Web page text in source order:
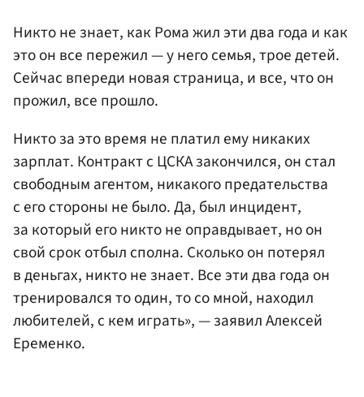
Никто не знает, как Рома жил эти два года и как
это он все пережил — у него семья, трое детей.
Сейчас впереди новая страница, и все, что он
прожил, все прошло.
Никто за это время не платил ему никаких
зарплат. Контракт с ЦСКА закончился, он стал
свободным агентом, никакого предательства
с его стороны не было. Да, был инцидент,
за который его никто не оправдывает, но он
свой срок отбыл сполна. Сколько он потерял
в деньгах, никто не знает. Все эти два года он
тренировался то один, то со мной, находил
любителей, с кем играть», — заявил Алексей
Еременко.